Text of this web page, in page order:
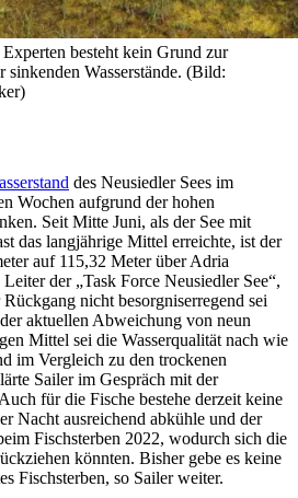
besteht kein Grund zur
sinkenden Wasserstände. (Bild:
des Neusiedler Sees im
Wochen aufgrund der hohen
Seit Mitte Juni, als der See mit
das langjährige Mittel erreichte, ist der
auf 115,32 Meter über Adria
der „Task Force Neusiedler See“,
nicht besorgniserregend sei
aktuellen Abweichung von neun
Mittel sei die Wasserqualität nach wie
im Vergleich zu den trockenen
Sailer im Gespräch mit der
für die Fische bestehe derzeit keine
Nacht ausreichend abkühle und der
Fischsterben 2022, wodurch sich die
könnten. Bisher gebe es keine
Fischsterben, so Sailer weiter.